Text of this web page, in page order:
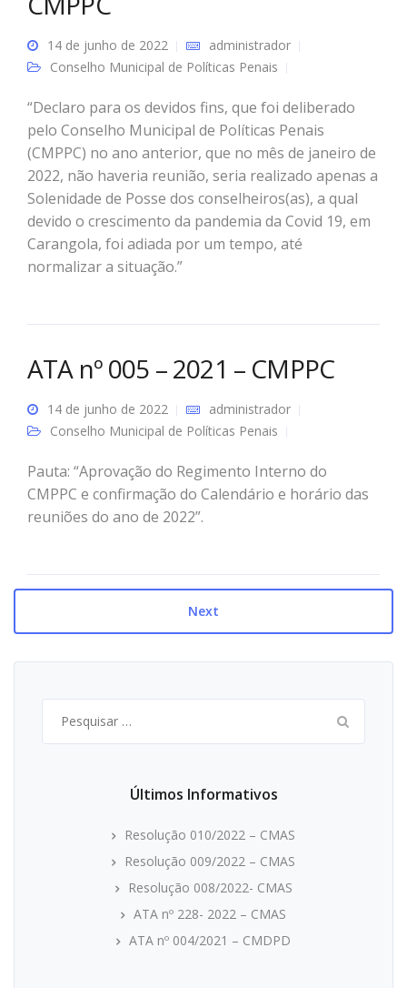
14 de junho de 2022
administrador
Conselho Municipal de Políticas Penais
“Declaro para os devidos fins, que foi deliberado
pelo Conselho Municipal de Políticas Penais
(CMPPC) no ano anterior, que no mês de janeiro de
2022, não haveria reunião, seria realizado apenas a
Solenidade de Posse dos conselheiros(as), a qual
devido o crescimento da pandemia da Covid 19, em
Carangola, foi adiada por um tempo, até
normalizar a situação.”
ATA nº 005 – 2021 – CMPPC
14 de junho de 2022
administrador
Conselho Municipal de Políticas Penais
Pauta: “Aprovação do Regimento Interno do
CMPPC e confirmação do Calendário e horário das
reuniões do ano de 2022”.
Next
por:
Últimos Informativos
Resolução 010/2022 – CMAS
Resolução 009/2022 – CMAS
Resolução 008/2022- CMAS
ATA nº 228- 2022 – CMAS
ATA nº 004/2021 – CMDPD